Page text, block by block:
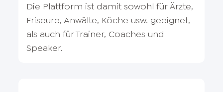
Die Plattform ist damit sowohl für Ärzte,
Friseure, Anwälte, Köche usw. geeignet,
als auch für Trainer, Coaches und
Speaker.